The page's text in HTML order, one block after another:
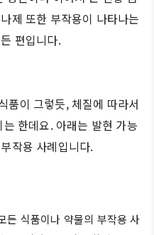
제 또한 부작용이 나타나는
편입니다.
품이 그렇듯, 체질에 따라서
는 한데요. 아래는 발현 가능
작용 사례입니다.
든 식품이나 약물의 부작용 사